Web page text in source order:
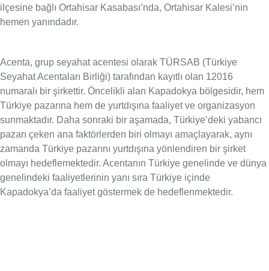
ilçesine bağlı Ortahisar Kasabası’nda, Ortahisar Kalesi’nin
hemen yanındadır.
Acenta, grup seyahat acentesi olarak TÜRSAB (Türkiye
Seyahat Acentaları Birliği) tarafından kayıtlı olan 12016
numaralı bir şirkettir. Öncelikli alan Kapadokya bölgesidir, hem
Türkiye pazarına hem de yurtdışına faaliyet ve organizasyon
sunmaktadır. Daha sonraki bir aşamada, Türkiye’deki yabancı
pazarı çeken ana faktörlerden biri olmayı amaçlayarak, aynı
zamanda Türkiye pazarını yurtdışına yönlendiren bir şirket
olmayı hedeflemektedir. Acentanın Türkiye genelinde ve dünya
genelindeki faaliyetlerinin yanı sıra Türkiye içinde
Kapadokya’da faaliyet göstermek de hedeflenmektedir.